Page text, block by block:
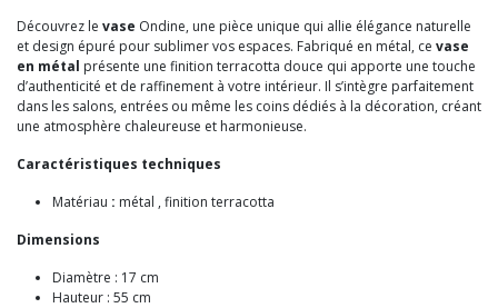
Découvrez le vase Ondine, une pièce unique qui allie élégance naturelle
et design épuré pour sublimer vos espaces. Fabriqué en métal, ce vase
en métal présente une finition terracotta douce qui apporte une touche
d’authenticité et de raffinement à votre intérieur. Il s’intègre parfaitement
dans les salons, entrées ou même les coins dédiés à la décoration, créant
une atmosphère chaleureuse et harmonieuse.
Caractéristiques techniques
Matériau : métal , finition terracotta
Dimensions
Diamètre : 17 cm
Hauteur : 55 cm